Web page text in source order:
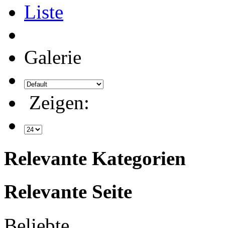
Liste
Galerie
Zeigen:
Relevante Kategorien
Relevante Seite